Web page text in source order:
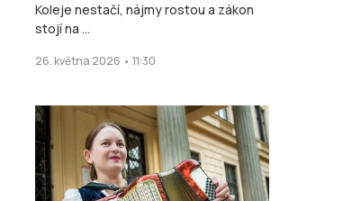
Koleje nestačí, nájmy rostou a zákon
stojí na ...
26. května 2026 • 11:30